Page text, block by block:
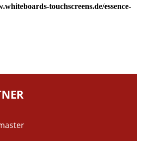
touchscreens.de/essence-